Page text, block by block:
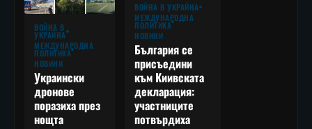
ВОЙНА В
УКРАЙНА
МЕЖДУНАРОДНА
ПОЛИТИКА
НОВИНИ
Украински
дронове
поразиха през
нощта
ВОЙНА В УКРАЙНА
МЕЖДУНАРОДНА
ПОЛИТИКА
НОВИНИ
България се
присъедини
към Киивската
декларация:
участниците
потвърдиха